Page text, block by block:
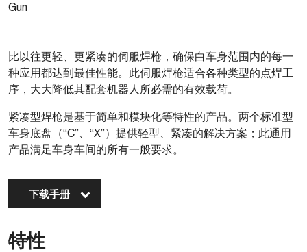
Gun
比以往更轻、更紧凑的伺服焊枪，确保白车身范围内的每一
种应用都达到最佳性能。此伺服焊枪适合各种类型的点焊工
序，大大降低其配套机器人所必需的有效载荷。
紧凑型焊枪是基于简单和模块化等特性的产品。两个标准型
车身底盘（“C”、“X”）提供轻型、紧凑的解决方案；此通用
产品满足车身车间的所有一般要求。
下载手册
特性